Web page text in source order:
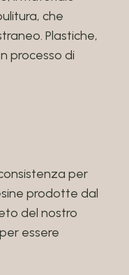
che
Plastiche,
processo di
per
prodotte dal
del nostro
essere